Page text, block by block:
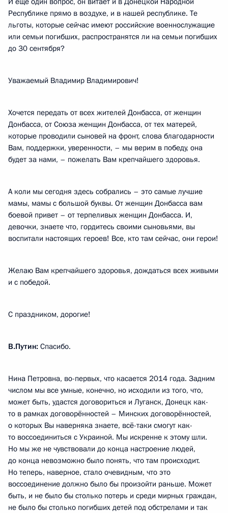
Республике прямо в воздухе, и в нашей республике. Те
льготы, которые сейчас имеют российские военнослужащие
или семьи погибших, распространятся ли на семьи погибших
до 30 сентября?
Уважаемый Владимир Владимирович!
Хочется передать от всех жителей Донбасса, от женщин
Донбасса, от Союза женщин Донбасса, от тех матерей,
которые проводили сыновей на фронт, слова благодарности
Вам, поддержки, уверенности, – мы верим в победу, она
будет за нами, – пожелать Вам крепчайшего здоровья.
А коли мы сегодня здесь собрались – это самые лучшие
мамы, мамы с большой буквы. От женщин Донбасса вам
боевой привет – от терпеливых женщин Донбасса. И,
девочки, знаете что, гордитесь своими сыновьями, вы
воспитали настоящих героев! Все, кто там сейчас, они герои!
Желаю Вам крепчайшего здоровья, дождаться всех живыми
и с победой.
С праздником, дорогие!
В.Путин: Спасибо.
Нина Петровна, во-первых, что касается 2014 года. Задним
числом мы все умные, конечно, но исходили из того, что,
может быть, удастся договориться и Луганск, Донецк как-
то в рамках договорённостей – Минских договорённостей,
о которых Вы наверняка знаете, всё-таки смогут как-
то воссоединиться с Украиной. Мы искренне к этому шли.
Но мы же не чувствовали до конца настроение людей,
до конца невозможно было понять, что там происходит.
Но теперь, наверное, стало очевидным, что это
воссоединение должно было бы произойти раньше. Может
быть, и не было бы столько потерь и среди мирных граждан,
не было бы столько погибших детей под обстрелами и так